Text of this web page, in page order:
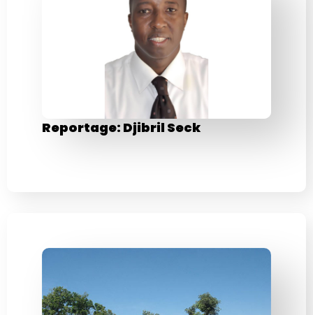
Reportage: Djibril Seck